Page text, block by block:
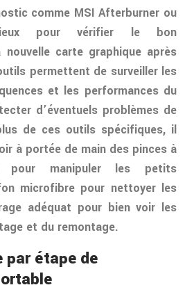
comme MSI Afterburner ou
pour vérifier le bon
carte graphique après
permettent de surveiller les
et les performances du
d’éventuels problèmes de
de ces outils spécifiques, il
à portée de main des pinces à
pour manipuler les petits
microfibre pour nettoyer les
adéquat pour bien voir les
et du remontage.
par étape de